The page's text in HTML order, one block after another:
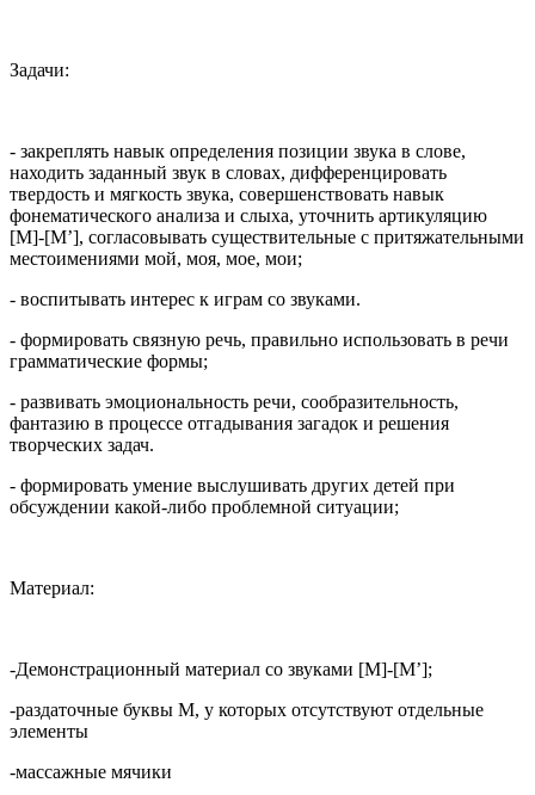
Задачи:
- закреплять навык определения позиции звука в слове,
находить заданный звук в словах, дифференцировать
твердость и мягкость звука, совершенствовать навык
фонематического анализа и слыха, уточнить артикуляцию
[М]-[М’], согласовывать существительные с притяжательными
местоимениями мой, моя, мое, мои;
- воспитывать интерес к играм со звуками.
- формировать связную речь, правильно использовать в речи
грамматические формы;
- развивать эмоциональность речи, сообразительность,
фантазию в процессе отгадывания загадок и решения
творческих задач.
- формировать умение выслушивать других детей при
обсуждении какой-либо проблемной ситуации;
Материал:
-Демонстрационный материал со звуками [М]-[М’];
-раздаточные буквы М, у которых отсутствуют отдельные
элементы
-массажные мячики